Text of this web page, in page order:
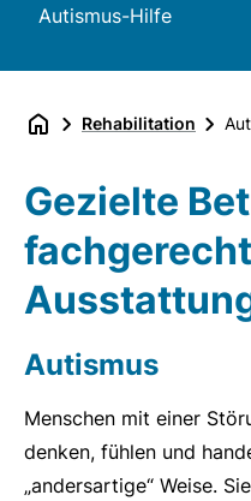
Autismus-Hilfe
Rehabilitation
Gezielte
Autismus
Menschen mit einer
denken, fühlen und
„andersartige“ Weise.